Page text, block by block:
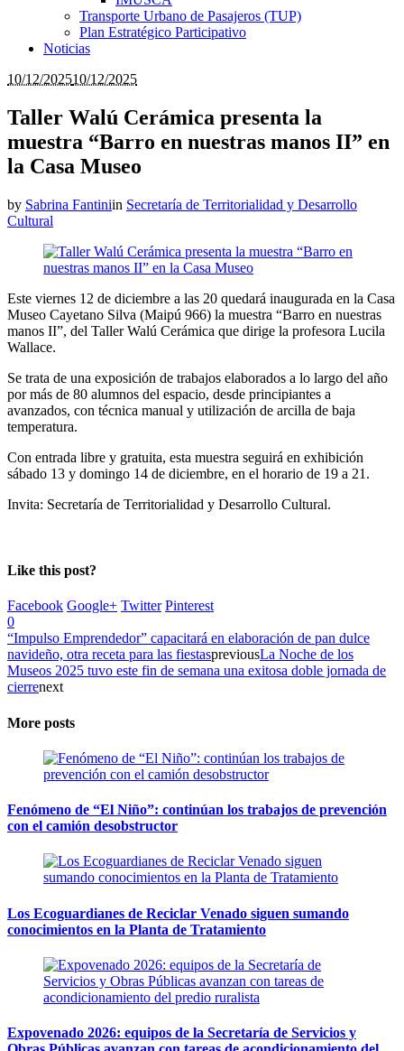
Transporte Urbano de Pasajeros (TUP)
Plan Estratégico Participativo
Noticias
10/12/202510/12/2025
Taller Walú Cerámica presenta la
muestra “Barro en nuestras manos II” en
la Casa Museo
by Sabrina Fantiniin Secretaría de Territorialidad y Desarrollo
Cultural
Este viernes 12 de diciembre a las 20 quedará inaugurada en la Casa
Museo Cayetano Silva (Maipú 966) la muestra “Barro en nuestras
manos II”, del Taller Walú Cerámica que dirige la profesora Lucila
Wallace.
Se trata de una exposición de trabajos elaborados a lo largo del año
por más de 80 alumnos del espacio, desde principiantes a
avanzados, con técnica manual y utilización de arcilla de baja
temperatura.
Con entrada libre y gratuita, esta muestra seguirá en exhibición
sábado 13 y domingo 14 de diciembre, en el horario de 19 a 21.
Invita: Secretaría de Territorialidad y Desarrollo Cultural.
Like this post?
Facebook Google+ Twitter Pinterest
0
“Impulso Emprendedor” capacitará en elaboración de pan dulce
navideño, otra receta para las fiestaspreviousLa Noche de los
Museos 2025 tuvo este fin de semana una exitosa doble jornada de
cierrenext
More posts
Fenómeno de “El Niño”: continúan los trabajos de prevención
con el camión desobstructor
Los Ecoguardianes de Reciclar Venado siguen sumando
conocimientos en la Planta de Tratamiento
Expovenado 2026: equipos de la Secretaría de Servicios y